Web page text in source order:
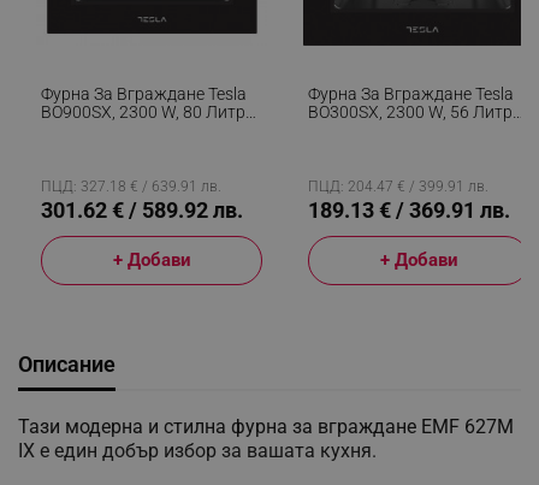
Фурна За Вграждане Tesla
BO900SX, 2300 W, 80 Литра,
ПЦД: 327.18 € / 639.91 лв.
301.62 € / 589.92 лв.
+ Добави
Фурна За Вграждане Tesla
BO300SX, 2300 W, 56 Литра,
ПЦД: 204.47 € / 399.91 лв.
189.13 € / 369.91 лв.
+ Добави
Описание
Тази модерна и стилна фурна за вграждане EMF 627M
IX е един добър избор за вашата кухня.